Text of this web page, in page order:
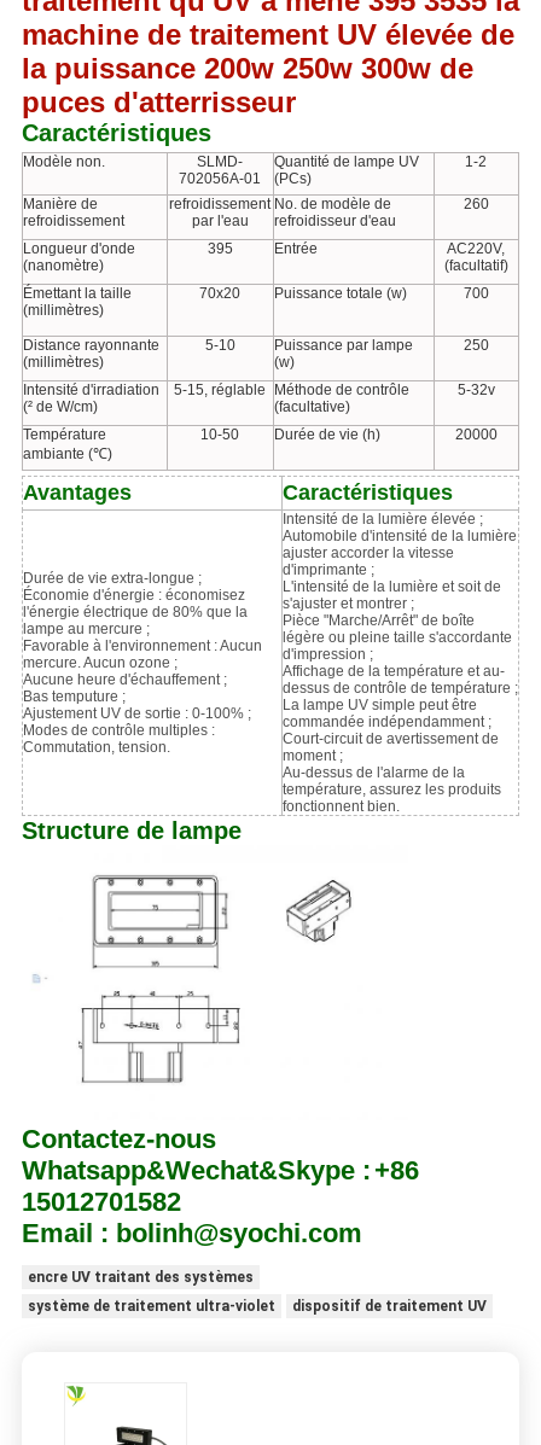
machine de traitement UV élevée de
la puissance 200w 250w 300w de
puces d'atterrisseur
Caractéristiques
Modèle non.
SLMD-
702056A-01
Quantité de lampe UV
(PCs)
1-2
Manière de
refroidissement
refroidissement
par l'eau
No. de modèle de
refroidisseur d'eau
260
Longueur d'onde
(nanomètre)
395 Entrée
AC220V,
(facultatif)
Émettant la taille
(millimètres)
70x20 Puissance totale (w) 700
Distance rayonnante
(millimètres)
5-10
Puissance par lampe
(w)
250
Intensité d'irradiation
(² de W/cm)
5-15, réglable
Méthode de contrôle
(facultative)
5-32v
Température
ambiante (℃)
10-50 Durée de vie (h) 20000
Avantages Caractéristiques
Durée de vie extra-longue ;
Économie d'énergie : économisez
l'énergie électrique de 80% que la
lampe au mercure ;
Favorable à l'environnement : Aucun
mercure. Aucun ozone ;
Aucune heure d'échauffement ;
Bas temputure ;
Ajustement UV de sortie : 0-100% ;
Modes de contrôle multiples :
Commutation, tension.
Intensité de la lumière élevée ;
Automobile d'intensité de la lumière
ajuster accorder la vitesse
d'imprimante ;
L'intensité de la lumière et soit de
s'ajuster et montrer ;
Pièce "Marche/Arrêt" de boîte
légère ou pleine taille s'accordante
d'impression ;
Affichage de la température et au-
dessus de contrôle de température ;
La lampe UV simple peut être
commandée indépendamment ;
Court-circuit de avertissement de
moment ;
Au-dessus de l'alarme de la
température, assurez les produits
fonctionnent bien.
Structure de lampe
Contactez-nous
Whatsapp&Wechat&Skype: +86
15012701582
Email : bolinh@syochi.com
encre UV traitant des systèmes
système de traitement ultra-violet
dispositif de traitement UV